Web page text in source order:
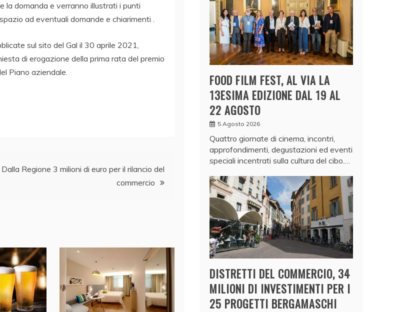
domanda e verranno illustrati i punti
ad eventuali domande e chiarimenti .
sul sito del Gal il 30 aprile 2021,
di erogazione della prima rata del premio
Piano aziendale.
Dalla Regione 3 milioni di euro per il rilancio del
commercio
FOOD FILM FEST, AL VIA LA
13ESIMA EDIZIONE DAL 19 AL
22 AGOSTO
5 Agosto 2026
Quattro giornate di cinema, incontri,
approfondimenti, degustazioni ed eventi
speciali incentrati sulla cultura del cibo.…
DISTRETTI DEL COMMERCIO, 34
MILIONI DI INVESTIMENTI PER I
25 PROGETTI BERGAMASCHI